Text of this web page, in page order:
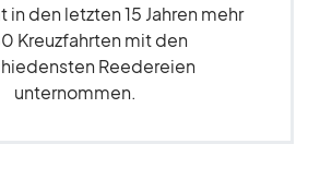
in den letzten 15 Jahren mehr
Kreuzfahrten mit den
Reedereien
unternommen.